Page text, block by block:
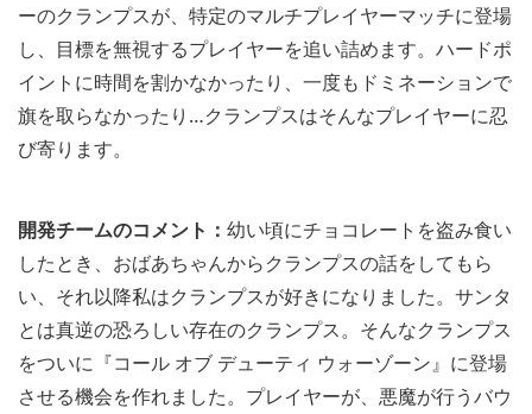
ーのクランプスが、特定のマルチプレイヤーマッチに登場
し、目標を無視するプレイヤーを追い詰めます。ハードポ
イントに時間を割かなかったり、一度もドミネーションで
旗を取らなかったり…クランプスはそんなプレイヤーに忍
び寄ります。
開発チームのコメント： 幼い頃にチョコレートを盗み食い
したとき、おばあちゃんからクランプスの話をしてもら
い、それ以降私はクランプスが好きになりました。サンタ
とは真逆の恐ろしい存在のクランプス。そんなクランプス
をついに『コール オブ デューティ ウォーゾーン』に登場
させる機会を作れました。プレイヤーが、悪魔が行うバウ